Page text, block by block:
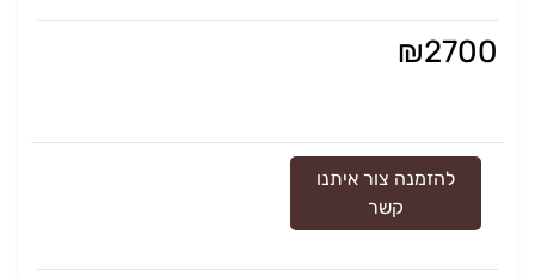
₪2700
להזמנה צור איתנו
קשר